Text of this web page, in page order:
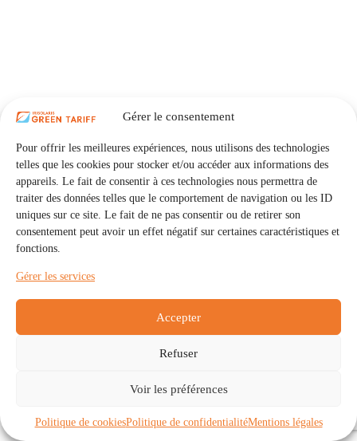
Gérer le consentement
Pour offrir les meilleures expériences, nous utilisons des technologies
telles que les cookies pour stocker et/ou accéder aux informations des
appareils. Le fait de consentir à ces technologies nous permettra de
traiter des données telles que le comportement de navigation ou les ID
uniques sur ce site. Le fait de ne pas consentir ou de retirer son
consentement peut avoir un effet négatif sur certaines caractéristiques et
fonctions.
Gérer les services
Accepter
Refuser
Voir les préférences
Politique de cookiesPolitique de confidentialitéMentions légales
Communautés
À propos
Politique de cookies (UE)